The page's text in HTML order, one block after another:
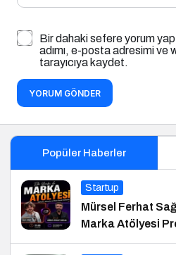
Bir dahaki sefere yorum
adımı, e-posta adresimi ve
tarayıcıya kaydet.
YORUM GÖNDER
Popüler Haberler
Startup
Mürsel Ferhat
Marka Atölyesi